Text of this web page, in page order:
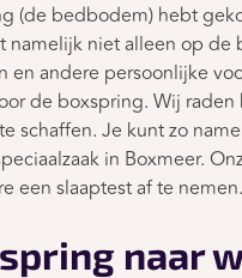
(de bedbodem) hebt
namelijk niet alleen op
en andere persoonlijke
de boxspring. Wij
schaffen. Je kunt zo
in Boxmeer.
een slaaptest af te nemen.
naar